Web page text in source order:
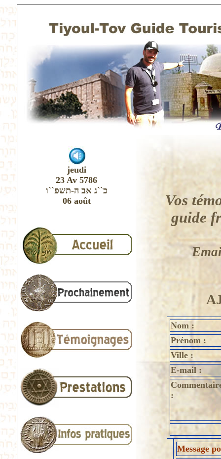
jeudi
23 Av 5786
כ``ג אב ה-תשפ``ו
06 août
Vos
guide
Nom :
Prénom :
Ville :
E-mail :
:
Message